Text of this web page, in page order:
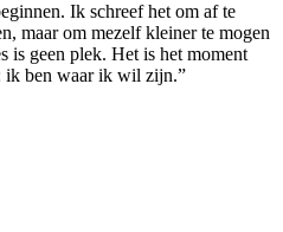
Ik schreef het om af te
maar om mezelf kleiner te mogen
is geen plek. Het is het moment
ik ben waar ik wil zijn.”